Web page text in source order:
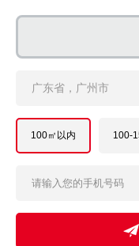
广东省，广州市
100㎡以内 100-